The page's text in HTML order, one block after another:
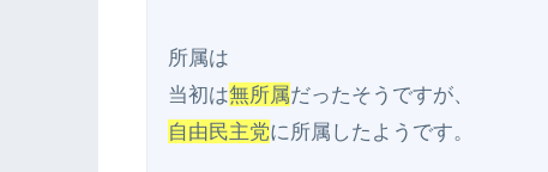
所属は
当初は無所属
自由民主党に所属したようです。